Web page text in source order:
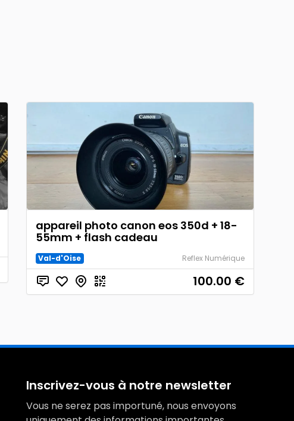
appareil photo canon eos 350d + 18-
55mm + flash cadeau
Val-d'Oise Reflex Numérique
100.00 €
Inscrivez-vous à notre newsletter
Vous ne serez pas importuné, nous envoyons